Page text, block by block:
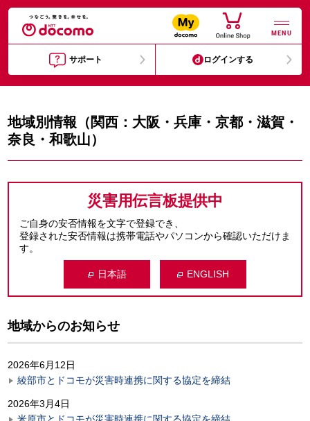
MENU
サポート ログインする
地域別情報（関西：大阪・兵庫・京都・滋賀・
奈良・和歌山）
災害用伝言板提供中
ご自身の安否情報を文字で登録でき、
登録された安否情報は携帯電話やパソコンから確認いただけま
す。
日本語 ENGLISH
地域からのお知らせ
2026年6月12日
綾部市とドコモが災害時連携に関する協定を締結
2026年3月4日